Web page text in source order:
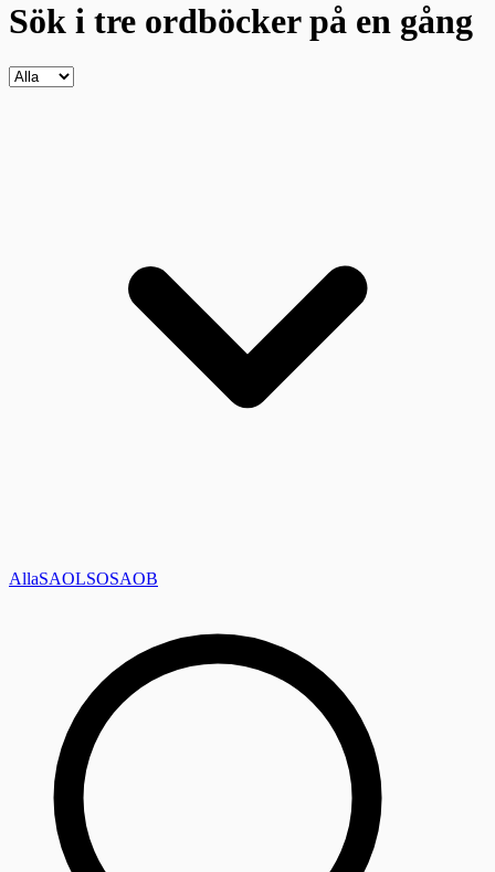
Sök i tre ordböckerpå en gång
AllaSAOLSOSAOB